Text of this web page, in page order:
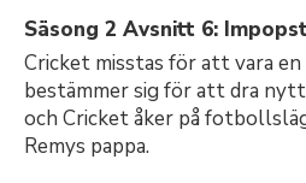
Säsong 2 Avsnitt 6:
Cricket misstas för att vara
bestämmer sig för att dra
och Cricket åker på
Remys pappa.